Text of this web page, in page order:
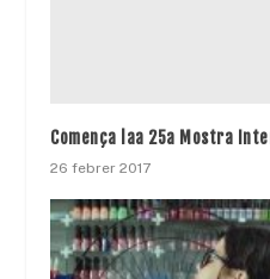
Comença laa 25a Mostra
26 febrer 2017